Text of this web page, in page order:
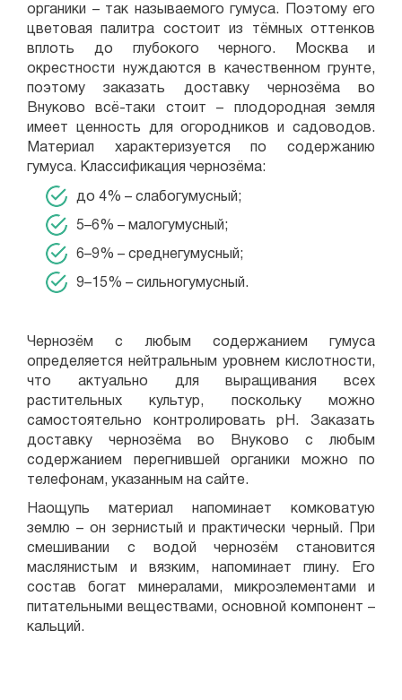
органики – так называемого гумуса. Поэтому его
цветовая палитра состоит из тёмных оттенков
вплоть до глубокого черного. Москва и
окрестности нуждаются в качественном грунте,
поэтому заказать доставку чернозёма во
Внуково всё-таки стоит – плодородная земля
имеет ценность для огородников и садоводов.
Материал характеризуется по содержанию
гумуса. Классификация чернозёма:
до 4% – слабогумусный;
5–6% – малогумусный;
6–9% – среднегумусный;
9–15% – сильногумусный.
Чернозём с любым содержанием гумуса
определяется нейтральным уровнем кислотности,
что актуально для выращивания всех
растительных культур, поскольку можно
самостоятельно контролировать pH. Заказать
доставку чернозёма во Внуково с любым
содержанием перегнившей органики можно по
телефонам, указанным на сайте.
Наощупь материал напоминает комковатую
землю – он зернистый и практически черный. При
смешивании с водой чернозём становится
маслянистым и вязким, напоминает глину. Его
состав богат минералами, микроэлементами и
питательными веществами, основной компонент –
кальций.